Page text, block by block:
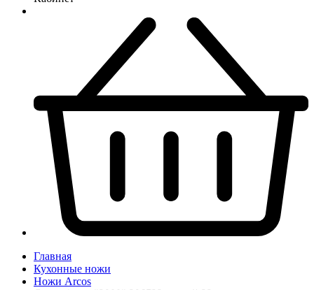
Главная
Кухонные ножи
Ножи Arcos